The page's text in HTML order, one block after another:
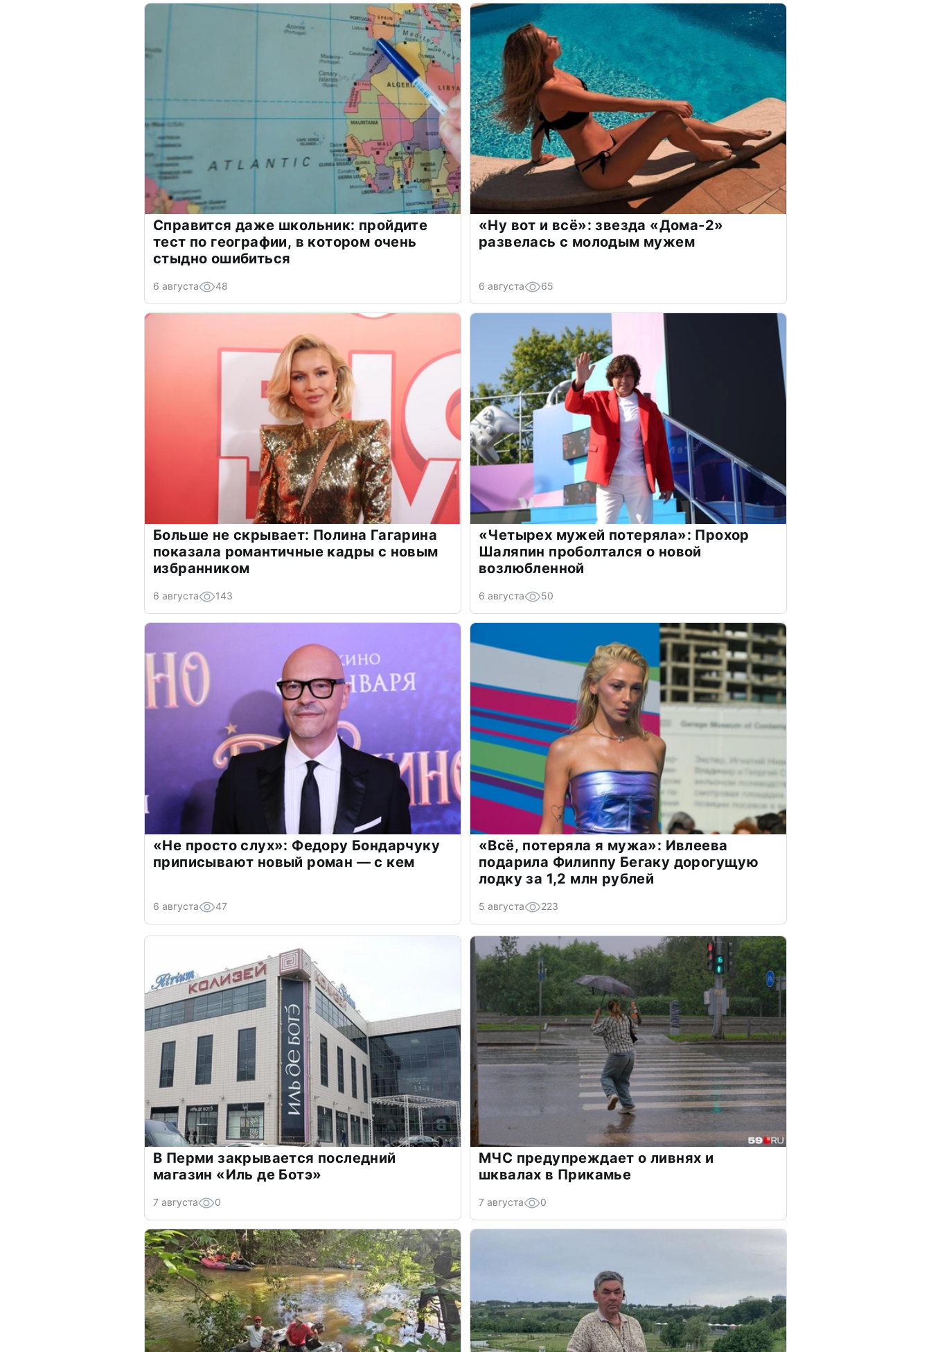
Справится даже школьник: пройдите
тест по географии, в котором очень
стыдно ошибиться
6 августа 48
«Ну вот и всё»: звезда «Дома-2»
развелась с молодым мужем
6 августа 65
Больше не скрывает: Полина Гагарина
показала романтичные кадры с новым
избранником
6 августа 143
«Четырех мужей потеряла»: Прохор
Шаляпин проболтался о новой
возлюбленной
6 августа 50
«Не просто слух»: Федору Бондарчуку
приписывают новый роман — с кем
6 августа 47
«Всё, потеряла я мужа»: Ивлеева
подарила Филиппу Бегаку дорогущую
лодку за 1,2 млн рублей
5 августа 223
В Перми закрывается последний
магазин «Иль де Ботэ»
7 августа 0
МЧС предупреждает о ливнях и
шквалах в Прикамье
7 августа 0